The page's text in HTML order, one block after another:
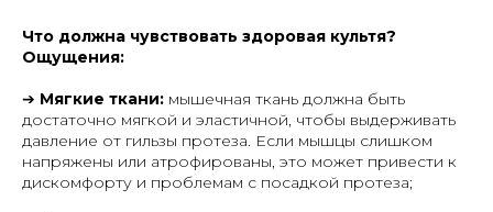
Что должна чувствовать здоровая культя?
Ощущения:
➔ Мягкие ткани: мышечная ткань должна быть
достаточно мягкой и эластичной, чтобы выдерживать
давление от гильзы протеза. Если мышцы слишком
напряжены или атрофированы, это может привести к
дискомфорту и проблемам с посадкой протеза;